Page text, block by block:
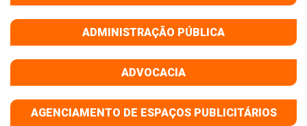
ADMINISTRAÇÃO PÚBLICA
ADVOCACIA
AGENCIAMENTO DE ESPAÇOS PUBLICITÁRIOS